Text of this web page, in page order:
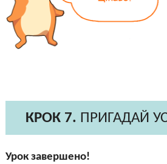
КРОК 7. ПРИГАДАЙ
Урок завершено!